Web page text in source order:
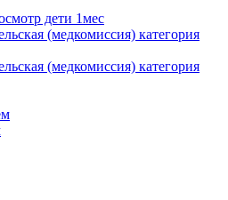
дети 1мес
(медкомиссия) категория
(медкомиссия) категория